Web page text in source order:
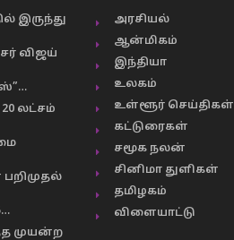
இருந்து
விஜய்
லட்சம்
முயன்ற
அரசியல்
ஆன்மிகம்
இந்தியா
உலகம்
உள்ளூர் செய்திகள்
கட்டுரைகள்
சமூக நலன்
சினிமா துளிகள்
தமிழகம்
விளையாட்டு